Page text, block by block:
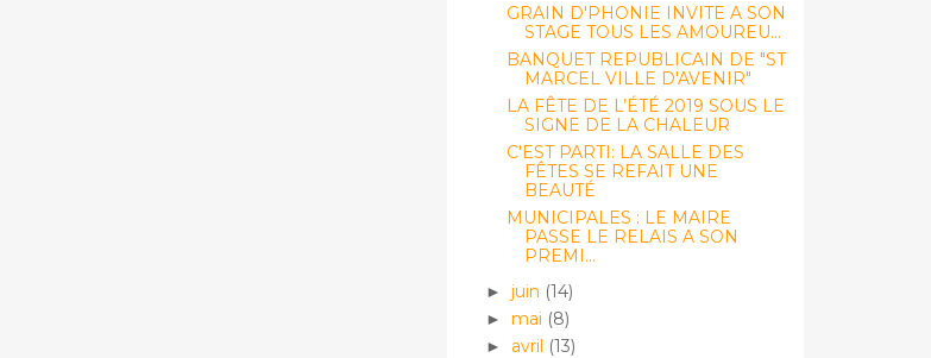
GRAIN D'PHONIE INVITE A SON
STAGE TOUS LES AMOUREU...
BANQUET REPUBLICAIN DE "ST
MARCEL VILLE D'AVENIR"
LA FÊTE DE L’ÉTÉ 2019 SOUS LE
SIGNE DE LA CHALEUR
C'EST PARTI: LA SALLE DES
FÊTES SE REFAIT UNE
BEAUTÉ
MUNICIPALES : LE MAIRE
PASSE LE RELAIS A SON
PREMI...
► juin (14)
► mai (8)
► avril (13)